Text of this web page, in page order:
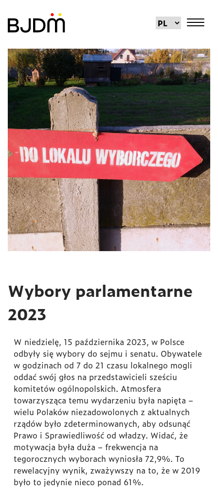
Wybory parlamentarne
2023
W niedzielę, 15 października 2023, w Polsce
odbyły się wybory do sejmu i senatu. Obywatele
w godzinach od 7 do 21 czasu lokalnego mogli
oddać swój głos na przedstawicieli sześciu
komitetów ogólnopolskich. Atmosfera
towarzysząca temu wydarzeniu była napięta –
wielu Polaków niezadowolonych z aktualnych
rządów było zdeterminowanych, aby odsunąć
Prawo i Sprawiedliwość od władzy. Widać, że
motywacja była duża – frekwencja na
tegorocznych wyborach wyniosła 72,9%. To
rewelacyjny wynik, zważywszy na to, że w 2019
było to jedynie nieco ponad 61%.